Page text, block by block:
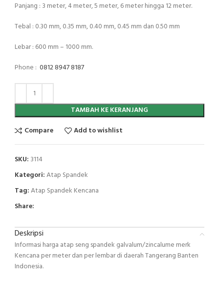
Panjang : 3 meter, 4 meter, 5 meter, 6 meter hingga 12 meter.
Tebal : 0.30 mm, 0.35 mm, 0.40 mm, 0.45 mm dan 0.50 mm
Lebar : 600 mm – 1000 mm.
Phone : 0812 8947 8187
TAMBAH KE KERANJANG
Compare
Add to wishlist
SKU: 3114
Kategori:Atap Spandek
Tag:Atap Spandek Kencana
Share:
Deskripsi
Informasi harga atap seng spandek galvalum/zincalume merk
Kencana per meter dan per lembar di daerah Tangerang Banten
Indonesia.